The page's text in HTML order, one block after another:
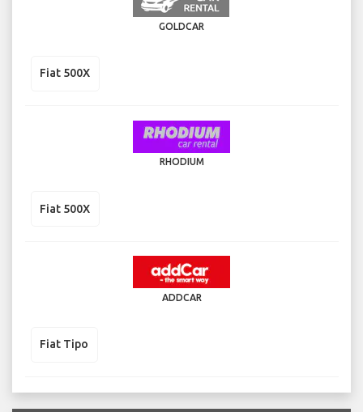
GOLDCAR
Fiat 500X
RHODIUM
Fiat 500X
ADDCAR
Fiat Tipo